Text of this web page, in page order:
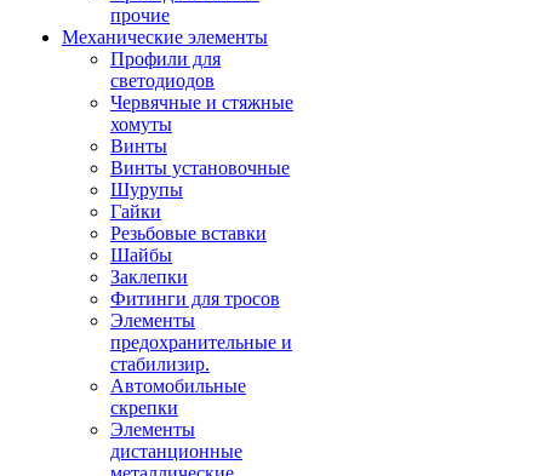
прочие
Механические элементы
Профили для
светодиодов
Червячные и стяжные
хомуты
Винты
Винты установочные
Шурупы
Гайки
Резьбовые вставки
Шайбы
Заклепки
Фитинги для тросов
Элементы
предохранительные и
стабилизир.
Автомобильные
скрепки
Элементы
дистанционные